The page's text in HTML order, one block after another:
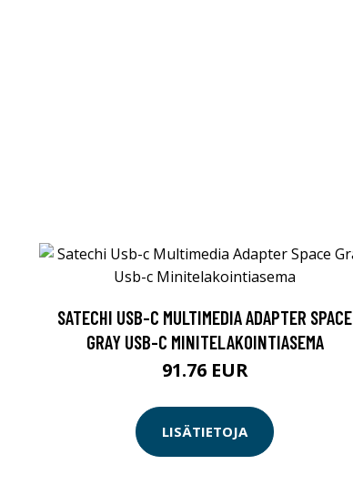
SATECHI USB-C MULTIMEDIA ADAPTER SPACE
GRAY USB-C MINITELAKOINTIASEMA
91.76 EUR
LISÄTIETOJA